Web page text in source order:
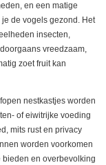
en een matige
de vogels gezond. Het
insecten,
vreedzaam,
zoet fruit kan
nestkastjes worden
of eiwitrijke voeding
mits rust en privacy
worden voorkomen
bieden en overbevolking